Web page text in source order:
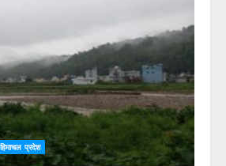
हिमाचल प्रदेश